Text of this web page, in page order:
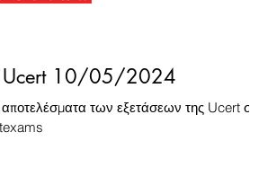
Ucert 10/05/2024
των εξετάσεων της Ucert στις